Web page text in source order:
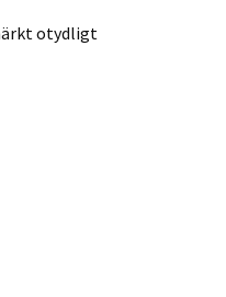
otydligt